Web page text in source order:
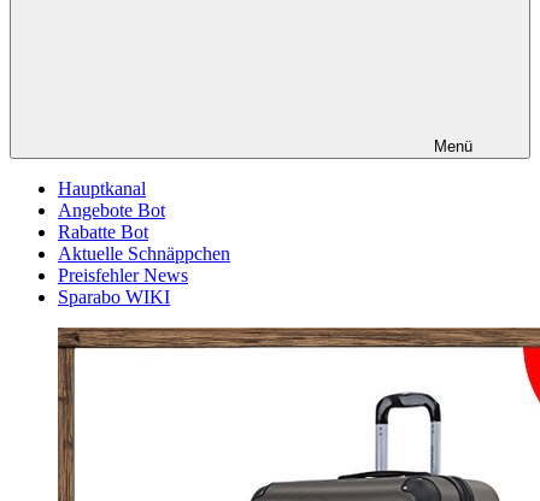
Menü
Hauptkanal
Angebote Bot
Rabatte Bot
Aktuelle Schnäppchen
Preisfehler News
Sparabo WIKI